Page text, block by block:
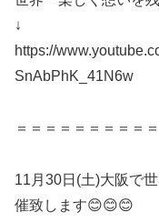
↓
https://
SnAbPhK_41N6w
＝＝＝＝＝＝＝＝＝
11月30日(土)大阪で
催致します😊😊😊